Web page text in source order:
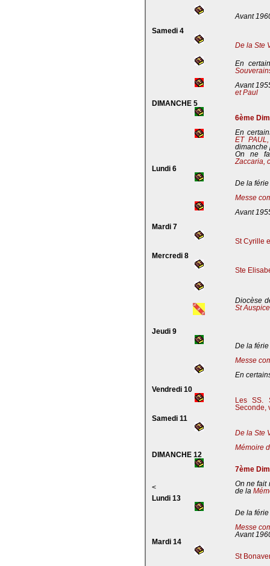
Avant
Samedi 4
De la Ste
En
Avant
et Paul
DIMANCHE 5
6ème
En
ET
dimanche
On ne
Zaccaria,
Lundi 6
De la férie
Messe
Avant
Mardi 7
St Cyrille
Mercredi 8
Ste
Diocèse
St
Jeudi 9
De la férie
Messe
En
Vendredi 10
Les SS.
Seconde,
Samedi 11
De la Ste
Mémoire
DIMANCHE 12
7ème
<
On ne fait
de la
Lundi 13
De la férie
Messe
Avant
Mardi 14
St